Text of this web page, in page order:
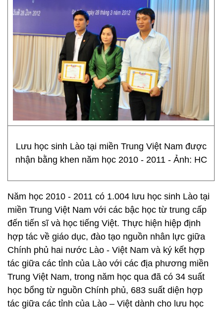
Lưu học sinh Lào tại miền Trung Việt Nam được
nhận bằng khen năm học 2010 - 2011 - Ảnh: HC
Năm học 2010 - 2011 có 1.004 lưu học sinh Lào tại
miền Trung Việt Nam với các bậc học từ trung cấp
đến tiến sĩ và học tiếng Việt. Thực hiện hiệp định
hợp tác về giáo dục, đào tạo nguồn nhân lực giữa
Chính phủ hai nước Lào - Việt Nam và ký kết hợp
tác giữa các tỉnh của Lào với các địa phương miền
Trung Việt Nam, trong năm học qua đã có 34 suất
học bổng từ nguồn Chính phủ, 683 suất diện hợp
tác giữa các tỉnh của Lào – Việt dành cho lưu học